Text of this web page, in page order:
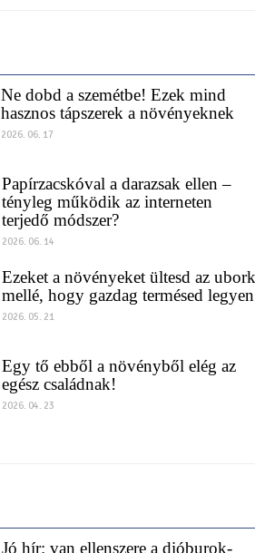
Ne dobd a szemétbe! Ezek mind
hasznos tápszerek a növényeknek
Papírzacskóval a darazsak ellen –
tényleg működik az interneten
terjedő módszer?
Ezeket a növényeket ültesd az uborka
mellé, hogy gazdag termésed legyen
Egy tő ebből a növényből elég az
egész családnak!